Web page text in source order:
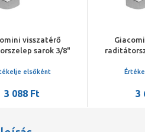
visszatérő
sarok 3/8"
elsőként
3 088 Ft 3